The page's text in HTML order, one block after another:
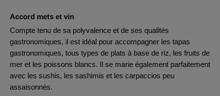
Accord mets et vin
Compte tenu de sa polyvalence et de ses qualités
gastronomiques, il est idéal pour accompagner les tapas
gastronomiques, tous types de plats à base de riz, les fruits de
mer et les poissons blancs. Il se marie également parfaitement
avec les sushis, les sashimis et les carpaccios peu
assaisonnés.